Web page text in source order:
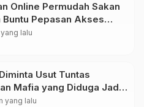
Online Permudah Sakan
Buntu Pepasan Akses
Kesehatan Tanpa
lalu
Usut Tuntas
Mafia yang Diduga Jadi
Kelangkaan BBM di
yang lalu